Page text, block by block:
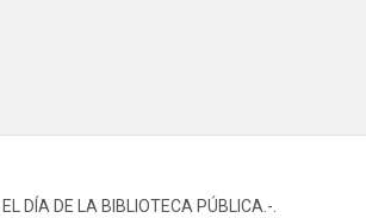
DÍA DE LA BIBLIOTECA PÚBLICA.-.